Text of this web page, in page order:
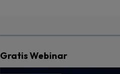
Gratis Webinar